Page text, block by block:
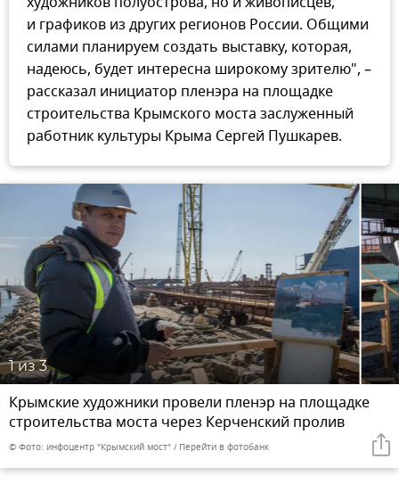
и графиков из других регионов России. Общими
силами планируем создать выставку, которая,
надеюсь, будет интересна широкому зрителю", –
рассказал инициатор пленэра на площадке
строительства Крымского моста заслуженный
работник культуры Крыма Сергей Пушкарев.
1из 3
Крымские художники провели пленэр на площадке
строительства моста через Керченский пролив
© Фото: инфоцентр "Крымский мост" Перейти в фотобанк